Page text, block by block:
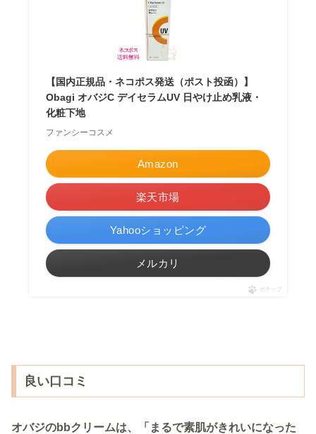
【国内正規品・ネコポス発送（ポスト投函）】
Obagi オバジC デイセラムUV 日やけ止め乳液・
化粧下地
ファンシーコスメ
Amazon
楽天市場
Yahooショッピング
メルカリ
ポチップ
良い口コミ
オバジのbbクリームは、「まるで素肌がきれいになった